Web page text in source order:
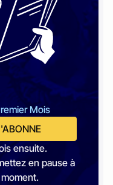
Mois
ensuite.
en pause à